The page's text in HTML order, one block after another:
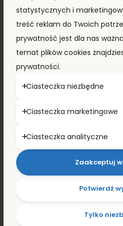
Kontener morski 12m
7 790,00zł+ VAT
8 290,00zł
ZOBACZ PRODUKT
PROMOCJA!
statystycznych i
treść reklam do Twoich
prywatność jest dla nas
temat plików cookies
prywatności.
Ciasteczka niezbędne
Ciasteczka marketingowe
Ciasteczka analityczne
Tylko
Potwierdź
Zaakceptuj